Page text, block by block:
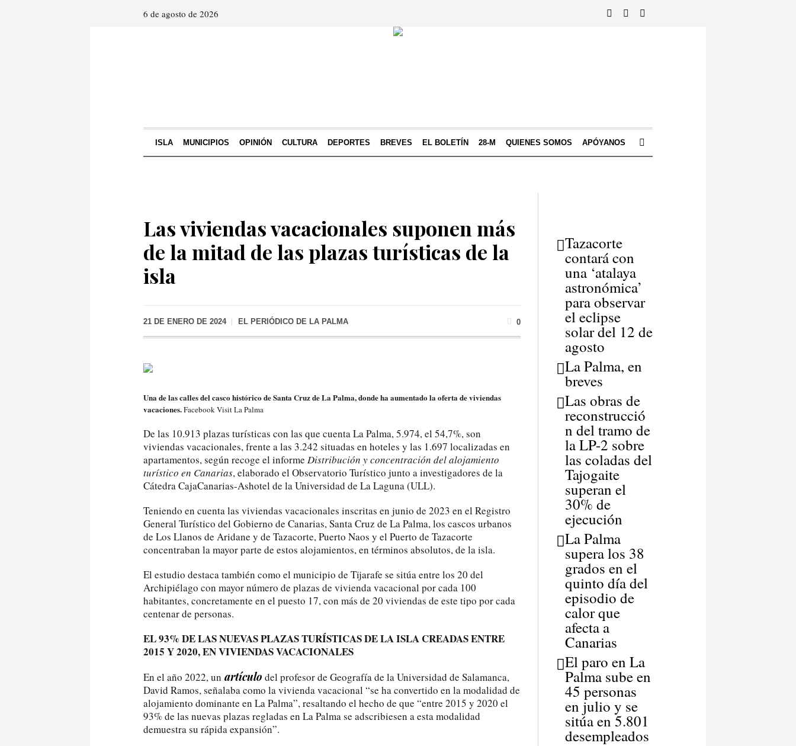
6 de agosto de 2026
ISLA MUNICIPIOS OPINIÓN CULTURA DEPORTES BREVES EL BOLETÍN 28-M QUIENES SOMOS APÓYANOS
Las viviendas vacacionales suponen más
de la mitad de las plazas turísticas de la
isla
21 DE ENERO DE 2024 EL PERIÓDICO DE LA PALMA 0
Una de las calles del casco histórico de Santa Cruz de La Palma, donde ha aumentado la oferta de viviendas
vacaciones.Facebook Visit La Palma
De las 10.913 plazas turísticas con las que cuenta La Palma, 5.974, el 54,7%, son
viviendas vacacionales, frente a las 3.242 situadas en hoteles y las 1.697 localizadas en
apartamentos, según recoge el informe Distribución y concentración del alojamiento
turístico en Canarias, elaborado el Observatorio Turístico junto a investigadores de la
Cátedra CajaCanarias-Ashotel de la Universidad de La Laguna (ULL).
Teniendo en cuenta las viviendas vacacionales inscritas en junio de 2023 en el Registro
General Turístico del Gobierno de Canarias, Santa Cruz de La Palma, los cascos urbanos
de Los Llanos de Aridane y de Tazacorte, Puerto Naos y el Puerto de Tazacorte
concentraban la mayor parte de estos alojamientos, en términos absolutos, de la isla.
El estudio destaca también como el municipio de Tijarafe se sitúa entre los 20 del
Archipiélago con mayor número de plazas de vivienda vacacional por cada 100
habitantes, concretamente en el puesto 17, con más de 20 viviendas de este tipo por cada
centenar de personas.
EL 93% DE LAS NUEVAS PLAZAS TURÍSTICAS DE LA ISLA CREADAS ENTRE
2015 Y 2020, EN VIVIENDAS VACACIONALES
En el año 2022, un artículo del profesor de Geografía de la Universidad de Salamanca,
David Ramos, señalaba como la vivienda vacacional “se ha convertido en la modalidad de
alojamiento dominante en La Palma”, resaltando el hecho de que “entre 2015 y 2020 el
93% de las nuevas plazas regladas en La Palma se adscribiesen a esta modalidad
demuestra su rápida expansión”.
Tazacorte
contará con
una ‘atalaya
astronómica’
para observar
el eclipse
solar del 12 de
agosto
La Palma, en
breves
Las obras de
reconstrucció
n del tramo de
la LP-2 sobre
las coladas del
Tajogaite
superan el
30% de
ejecución
La Palma
supera los 38
grados en el
quinto día del
episodio de
calor que
afecta a
Canarias
El paro en La
Palma sube en
45 personas
en julio y se
sitúa en 5.801
desempleados